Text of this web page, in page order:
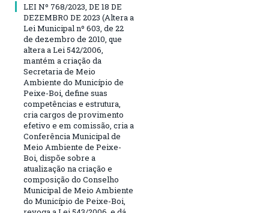
LEI Nº 768/2023, DE 18 DE
DEZEMBRO DE 2023 (Altera a
Lei Municipal nº 603, de 22
de dezembro de 2010, que
altera a Lei 542/2006,
mantém a criação da
Secretaria de Meio
Ambiente do Município de
Peixe-Boi, define suas
competências e estrutura,
cria cargos de provimento
efetivo e em comissão, cria a
Conferência Municipal de
Meio Ambiente de Peixe-
Boi, dispõe sobre a
atualização na criação e
composição do Conselho
Municipal de Meio Ambiente
do Município de Peixe-Boi,